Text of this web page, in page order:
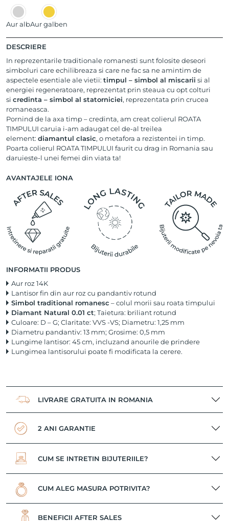
Aur albAur galben
DESCRIERE
In reprezentarile traditionale romanesti sunt folosite deseori
simboluri care echilibreaza si care ne fac sa ne amintim de
aspectele esentiale ale vietii: timpul – simbol al miscarii si al
energiei regeneratoare, reprezentat prin steaua cu opt colturi
si credinta – simbol al statorniciei, reprezentata prin crucea
romaneasca.
Pornind de la axa timp – credinta, am creat colierul ROATA
TIMPULUI caruia i-am adaugat cel de-al treilea
element: diamantul clasic, o metafora a rezistentei in timp.
Poarta colierul ROATA TIMPULUI faurit cu drag in Romania sau
daruieste-l unei femei din viata ta!
AVANTAJELE IONA
INFORMATII PRODUS
Aur roz 14K
Lantisor fin din aur roz cu pandantiv rotund
Simbol traditional romanesc – colul morii sau roata timpului
Diamant Natural 0.01 ct; Taietura: briliant rotund
Culoare: D – G; Claritate: VVS -VS; Diametru: 1,25 mm
Diametru pandantiv: 13 mm; Grosime: 0,5 mm
Lungime lantisor: 45 cm, incluzand anourile de prindere
Lungimea lantisorului poate fi modificata la cerere.
LIVRARE GRATUITA IN ROMANIA
2 ANI GARANTIE
CUM SE INTRETIN BIJUTERIILE?
CUM ALEG MASURA POTRIVITA?
BENEFICII AFTER SALES